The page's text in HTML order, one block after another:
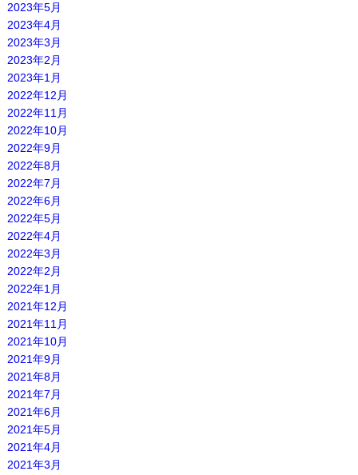
2023年5月
2023年4月
2023年3月
2023年2月
2023年1月
2022年12月
2022年11月
2022年10月
2022年9月
2022年8月
2022年7月
2022年6月
2022年5月
2022年4月
2022年3月
2022年2月
2022年1月
2021年12月
2021年11月
2021年10月
2021年9月
2021年8月
2021年7月
2021年6月
2021年5月
2021年4月
2021年3月